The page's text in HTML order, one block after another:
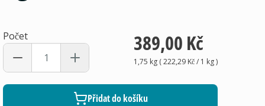
Počet 389,00 Kč
1,75 kg(222,29 Kč/ 1 kg)
Přidat do košíku